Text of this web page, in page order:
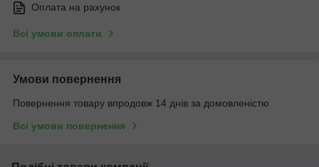
Оплата на рахунок
Всі умови оплати
Умови повернення
Повернення товару впродовж 14 днів за домовленістю
Всі умови повернення